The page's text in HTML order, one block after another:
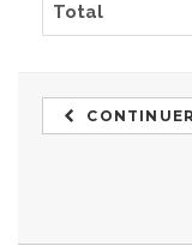
Total